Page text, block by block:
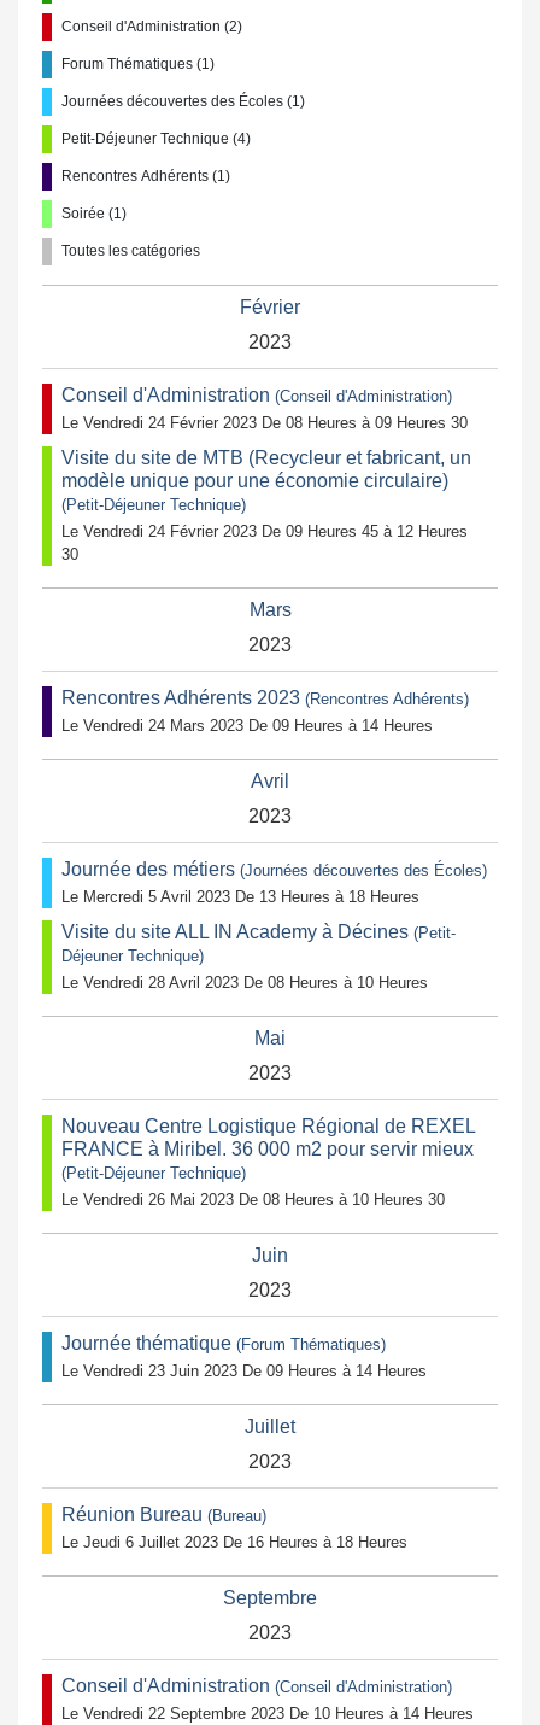
Conseil d'Administration (2)
Forum Thématiques (1)
Journées découvertes des Écoles (1)
Petit-Déjeuner Technique (4)
Rencontres Adhérents (1)
Soirée (1)
Toutes les catégories
Février
2023
Conseil d'Administration (Conseil d'Administration)
Le Vendredi 24 Février 2023 De 08 Heures à 09 Heures 30
Visite du site de MTB (Recycleur et fabricant, un
modèle unique pour une économie circulaire)
(Petit-Déjeuner Technique)
Le Vendredi 24 Février 2023 De 09 Heures 45 à 12 Heures
30
Mars
2023
Rencontres Adhérents 2023 (Rencontres Adhérents)
Le Vendredi 24 Mars 2023 De 09 Heures à 14 Heures
Avril
2023
Journée des métiers (Journées découvertes des Écoles)
Le Mercredi 5 Avril 2023 De 13 Heures à 18 Heures
Visite du site ALL IN Academy à Décines (Petit-
Déjeuner Technique)
Le Vendredi 28 Avril 2023 De 08 Heures à 10 Heures
Mai
2023
Nouveau Centre Logistique Régional de REXEL
FRANCE à Miribel. 36 000 m2 pour servir mieux
(Petit-Déjeuner Technique)
Le Vendredi 26 Mai 2023 De 08 Heures à 10 Heures 30
Juin
2023
Journée thématique (Forum Thématiques)
Le Vendredi 23 Juin 2023 De 09 Heures à 14 Heures
Juillet
2023
Réunion Bureau (Bureau)
Le Jeudi 6 Juillet 2023 De 16 Heures à 18 Heures
Septembre
2023
Conseil d'Administration (Conseil d'Administration)
Le Vendredi 22 Septembre 2023 De 10 Heures à 14 Heures